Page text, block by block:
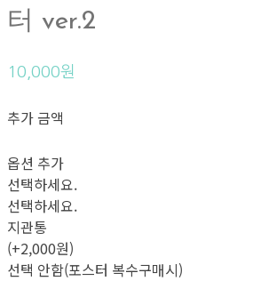
터 ver.2
10,000원
추가 금액
옵션 추가
선택하세요.
선택하세요.
지관통
(+2,000원)
선택 안함(포스터 복수구매시)